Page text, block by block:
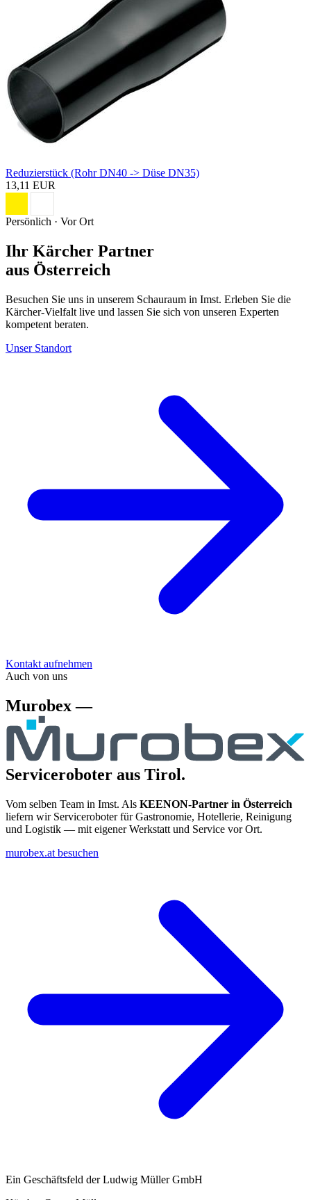
Reduzierstück (Rohr DN40 -> Düse DN35)
13,11 EUR
Persönlich · Vor Ort
Ihr Kärcher Partner
aus Österreich
Besuchen Sie uns in unserem Schauraum in Imst. Erleben Sie die
Kärcher-Vielfalt live und lassen Sie sich von unseren Experten
kompetent beraten.
Unser Standort
Kontakt aufnehmen
Auch von uns
Murobex —
Serviceroboter aus Tirol.
Vom selben Team in Imst. Als KEENON-Partner in Österreich
liefern wir Serviceroboter für Gastronomie, Hotellerie, Reinigung
und Logistik — mit eigener Werkstatt und Service vor Ort.
murobex.at besuchen
Ein Geschäftsfeld der Ludwig Müller GmbH